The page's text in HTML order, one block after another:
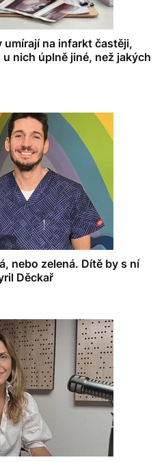
umírají na infarkt častěji,
nich úplně jiné, než jakých
nebo zelená. Dítě by s ní
Děckař